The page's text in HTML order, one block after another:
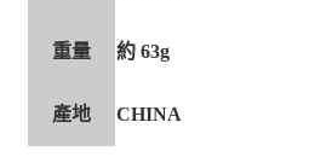
重量 約 63g
產地 CHINA